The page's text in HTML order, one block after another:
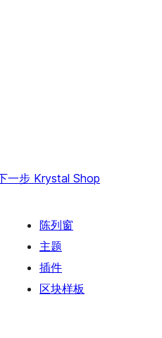
一步 Krystal Shop
陈列窗
主题
插件
区块样板